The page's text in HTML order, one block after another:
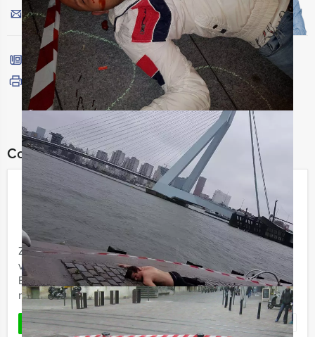
Stuur ons een mailtje
Bel mij terug
Bekijk printbare versie
Combineer dit uitje met:
Lunch – Crime City – Borrel in Delft
€ 54,50
p.p. excl. BTW
Vanaf 12 personen ‐ 4 uur
Zijn jullie op zoek naar een afdelingsuitje, of een
vriendenuitje? Bij de Lunch – Crime City Game –
Borrel van Prinsenstad Events in Delft hebben jullie een
middag ...
LEES MEER Favoriet